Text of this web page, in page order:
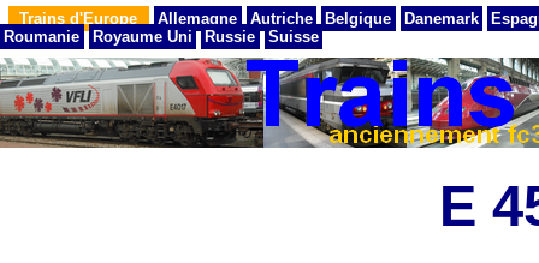
Trains d'Europe Allemagne Autriche Belgique Danemark
Roumanie
Royaume Uni Russie Suisse
E